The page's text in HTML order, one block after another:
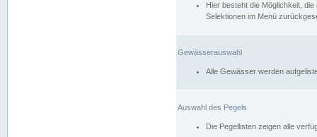
Hier besteht die Möglichkeit,
Selektionen im Menü
Gewässerauswahl
Alle Gewässer werden
Auswahl des Pegels
Die Pegellisten zeigen alle